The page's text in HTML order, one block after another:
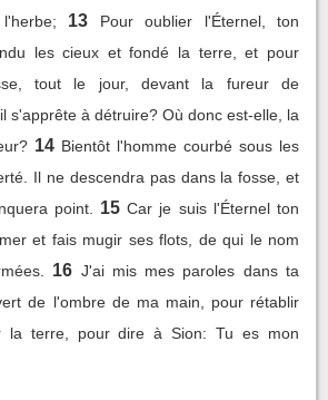
13
Pour oublier l'Éternel, ton
les cieux et fondé la terre, et pour
tout le jour, devant la fureur de
s'apprête à détruire? Où donc est-elle, la
14 Bientôt l'homme courbé sous les
Il ne descendra pas dans la fosse, et
point.
15 Car je suis l'Éternel ton
et fais mugir ses flots, de qui le nom
16 J'ai mis mes paroles dans ta
de l'ombre de ma main, pour rétablir
la terre, pour dire à Sion: Tu es mon